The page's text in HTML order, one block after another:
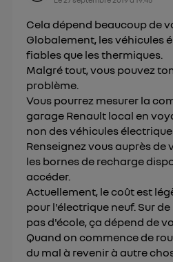
Cela dépend beaucoup de
Globalement, les véhicules
fiables que les thermiques.
Malgré tout, vous pouvez
problème.
Vous pourrez mesurer la
garage Renault local en
non des véhicules
Renseignez vous auprès
les bornes de recharge
accéder.
Actuellement, le coût est
pour l'électrique neuf. Sur
pas d'école, ça dépend de
Quand on commence de
du mal à revenir à autre